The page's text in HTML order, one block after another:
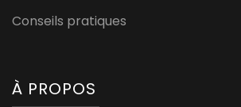
Conseils pratiques
À PROPOS